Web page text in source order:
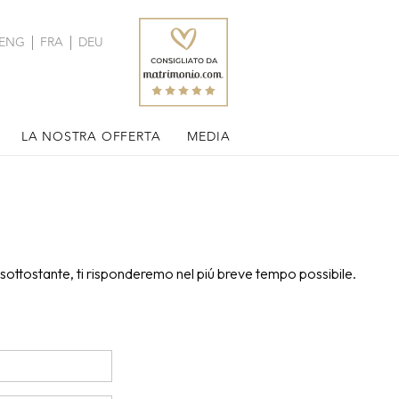
LA NOSTRA OFFERTA MEDIA
ENG FRA DEU
ti risponderemo nel piú breve tempo possibile.